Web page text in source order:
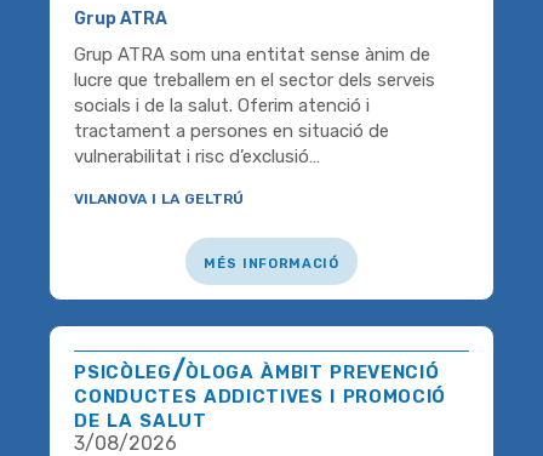
Grup ATRA
Grup ATRA som una entitat sense ànim de
lucre que treballem en el sector dels serveis
socials i de la salut. Oferim atenció i
tractament a persones en situació de
vulnerabilitat i risc d’exclusió…
vilanova i la geltrú
més informació
psicòleg/òloga àmbit prevenció
conductes addictives i promoció
de la salut
3/08/2026